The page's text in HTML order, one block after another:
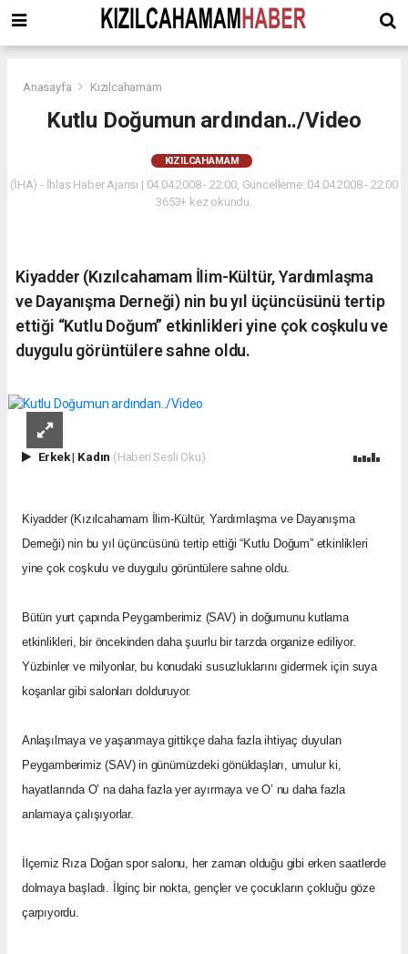
Anasayfa Kızılcahamam
Kutlu Doğumun ardından../Video
KIZILCAHAMAM
(İHA) - İhlas Haber Ajansı | 04.04.2008 - 22:00, Güncelleme: 04.04.2008 - 22:00
3653+ kez okundu.
Kiyadder (Kızılcahamam İlim-Kültür, Yardımlaşma
ve Dayanışma Derneği) nin bu yıl üçüncüsünü tertip
ettiği “Kutlu Doğum” etkinlikleri yine çok coşkulu ve
duygulu görüntülere sahne oldu.
Erkek| Kadın (Haberi Sesli Oku)
Kiyadder (Kızılcahamam İlim-Kültür, Yardımlaşma ve Dayanışma
Derneği) nin bu yıl üçüncüsünü tertip ettiği “Kutlu Doğum” etkinlikleri
yine çok coşkulu ve duygulu görüntülere sahne oldu.
Bütün yurt çapında Peygamberimiz (SAV) in doğumunu kutlama
etkinlikleri, bir öncekinden daha şuurlu bir tarzda organize ediliyor.
Yüzbinler ve milyonlar, bu konudaki susuzluklarını gidermek için suya
koşanlar gibi salonları dolduruyor.
Anlaşılmaya ve yaşanmaya gittikçe daha fazla ihtiyaç duyulan
Peygamberimiz (SAV) in günümüzdeki gönüldaşları, umulur ki,
hayatlarında O’ na daha fazla yer ayırmaya ve O’ nu daha fazla
anlamaya çalışıyorlar.
İlçemiz Rıza Doğan spor salonu, her zaman olduğu gibi erken saatlerde
dolmaya başladı. İlginç bir nokta, gençler ve çocukların çokluğu göze
çarpıyordu.